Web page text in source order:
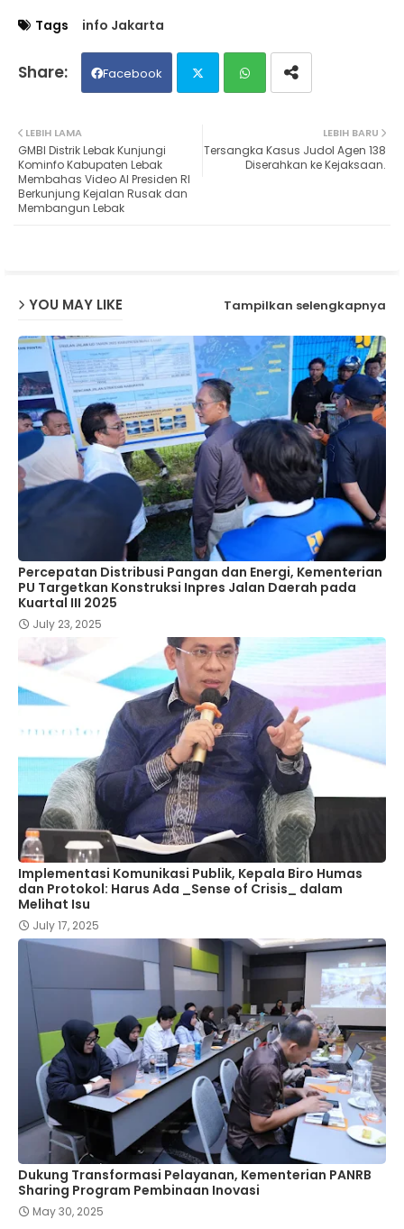
Tags info Jakarta
Facebook
ter ats
LEBIH BARU
Tersangka Kasus Judol Agen 138
Diserahkan ke Kejaksaan.
LEBIH LAMA
GMBI Distrik Lebak Kunjungi
Kominfo Kabupaten Lebak
Membahas Video AI Presiden RI
Berkunjung Kejalan Rusak dan
Membangun Lebak
YOU MAY LIKE Tampilkan selengkapnya
Percepatan Distribusi Pangan dan Energi, Kementerian
PU Targetkan Konstruksi Inpres Jalan Daerah pada
Kuartal III 2025
July 23, 2025
Implementasi Komunikasi Publik, Kepala Biro Humas
dan Protokol: Harus Ada _Sense of Crisis_ dalam
Melihat Isu
July 17, 2025
Dukung Transformasi Pelayanan, Kementerian PANRB
Sharing Program Pembinaan Inovasi
May 30, 2025